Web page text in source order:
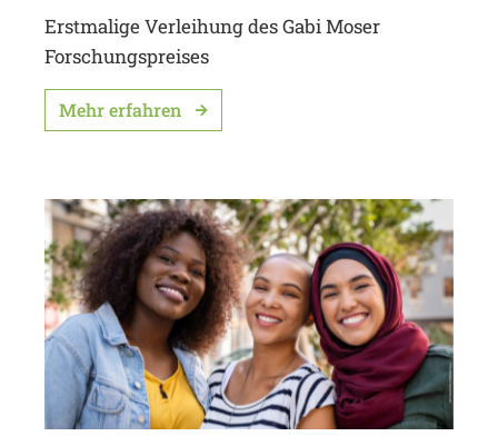
Erstmalige Verleihung des Gabi Moser
Forschungspreises
Mehr erfahren